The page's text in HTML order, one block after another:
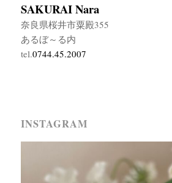
SAKURAI Nara
奈良県桜井市粟殿355
あるぼ～る内
tel.0744.45.2007
INSTAGRAM